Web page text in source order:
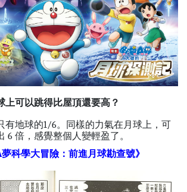
上可以跳得比屋頂還要高？
有地球的1/6。同樣的力氣在月球上，可
6 倍，感覺整個人變輕盈了。
科學大冒險：前進月球勘查號》